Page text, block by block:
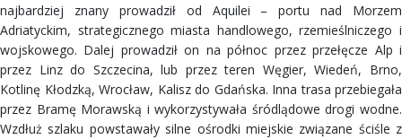
najbardziej znany prowadził od Aquilei – portu nad Morzem
Adriatyckim, strategicznego miasta handlowego, rzemieślniczego i
wojskowego. Dalej prowadził on na północ przez przełęcze Alp i
przez Linz do Szczecina, lub przez teren Węgier, Wiedeń, Brno,
Kotlinę Kłodzką, Wrocław, Kalisz do Gdańska. Inna trasa przebiegała
przez Bramę Morawską i wykorzystywała śródlądowe drogi wodne.
Wzdłuż szlaku powstawały silne ośrodki miejskie związane ściśle z